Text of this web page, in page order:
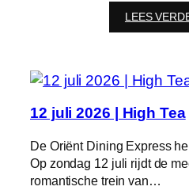
LEES
12 juli 2026 | High Tea
De Oriënt Dining Express
Op zondag 12 juli rijdt de
romantische trein van…